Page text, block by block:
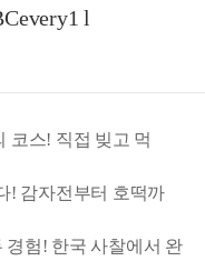
l
코스! 직접 빚고 먹
! 감자전부터 호떡까
험! 한국 사찰에서 완